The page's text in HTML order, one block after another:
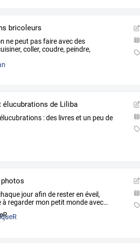
bricoleurs
ne peut pasfaireavecdes
coller, coudre, peindre,
élucubrations de Liliba
: des livres et un peu de
photos
jourafin de resteren éveil,
à regarder mon petit mondeavec…